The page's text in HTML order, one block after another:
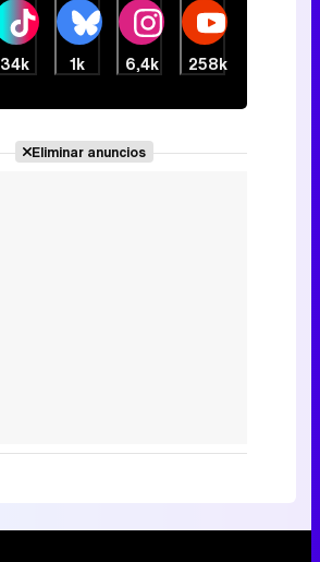
34k 1k 6,4k 258k
Eliminar anuncios